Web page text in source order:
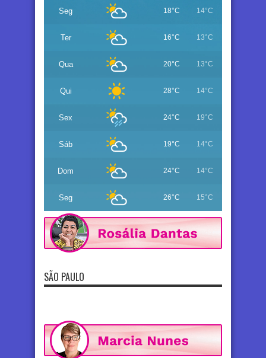
Seg 18°C 14°C
Ter 16°C 13°C
Qua 20°C 13°C
Qui 28°C 14°C
Sex 24°C 19°C
Sáb 19°C 14°C
Dom 24°C 14°C
Seg 26°C 15°C
SÃO PAULO